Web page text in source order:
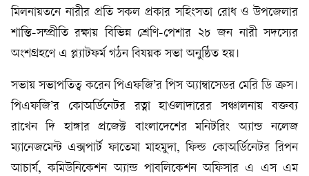
মিলনায়তনে নারীর প্রতি সকল প্রকার সহিংসতা রোধ ও উপজেলার
শান্তি-সম্প্রীতি রক্ষায় বিভিন্ন শ্রেণি-পেশার ২৮ জন নারী সদস্যের
অংশগ্রহণে এ প্ল্যাটফর্ম গঠন বিষয়ক সভা অনুষ্ঠিত হয়।
সভায় সভাপতিত্ব করেন পিএফজি’র পিস অ্যাম্বাসেডর মেরি ডি ক্রস।
পিএফজি’র কোঅর্ডিনেটর রত্না হাওলাদারের সঞ্চালনায় বক্তব্য
রাখেন দি হাঙ্গার প্রজেক্ট বাংলাদেশের মনিটরিং অ্যান্ড নলেজ
ম্যানেজমেন্ট এক্সপার্ট ফাতেমা মাহমুদা, ফিল্ড কোঅর্ডিনেটর রিপন
আচার্য, কমিউনিকেশন অ্যান্ড পাবলিকেশন অফিসার এ এস এম